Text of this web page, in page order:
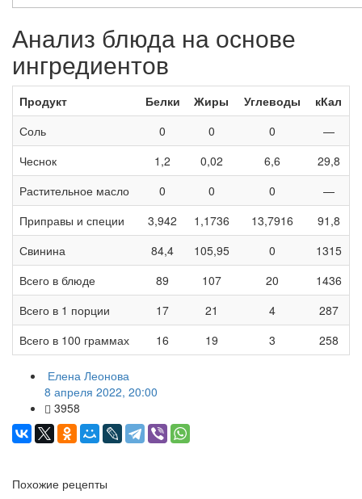
Анализ блюда на основе
ингредиентов
Продукт Белки Жиры Углеводы
кКал
Соль
0 0 0
—
Чеснок
1,2 0,02 6,6
29,8
Растительное масло
0 0 0
—
Приправы и специи
3,942 1,1736 13,7916
91,8
Свинина
84,4 105,95 0
1315
Всего в блюде
89 107 20
1436
Всего в 1 порции
17 21 4
287
Всего в 100 граммах
16 19 3 258
Елена Леонова
8 апреля 2022, 20:00
3958
Похожие рецепты